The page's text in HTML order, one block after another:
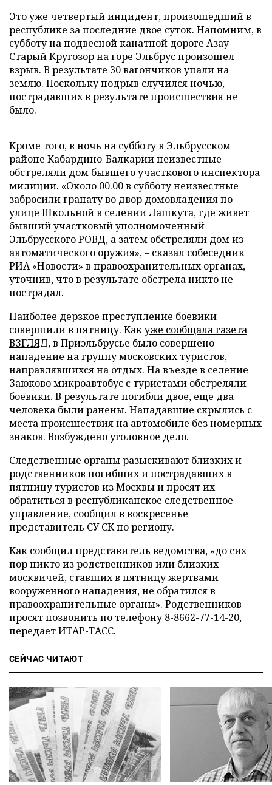
Это уже четвертый инцидент, произошедший в
республике за последние двое суток. Напомним, в
субботу на подвесной канатной дороге Азау –
Старый Кругозор на горе Эльбрус произошел
взрыв. В результате 30 вагончиков упали на
землю. Поскольку подрыв случился ночью,
пострадавших в результате происшествия не
было.
Кроме того, в ночь на субботу в Эльбрусском
районе Кабардино-Балкарии неизвестные
обстреляли дом бывшего участкового инспектора
милиции. «Около 00.00 в субботу неизвестные
забросили гранату во двор домовладения по
улице Школьной в селении Лашкута, где живет
бывший участковый уполномоченный
Эльбрусского РОВД, а затем обстреляли дом из
автоматического оружия», – сказал собеседник
РИА «Новости» в правоохранительных органах,
уточнив, что в результате обстрела никто не
пострадал.
Наиболее дерзкое преступление боевики
совершили в пятницу. Какуже сообщала газета
ВЗГЛЯД, в Приэльбрусье было совершено
нападение на группу московских туристов,
направлявшихся на отдых. На въезде в селение
Заюково микроавтобус с туристами обстреляли
боевики. В результате погибли двое, еще два
человека были ранены. Нападавшие скрылись с
места происшествия на автомобиле без номерных
знаков. Возбуждено уголовное дело.
Следственные органы разыскивают близких и
родственников погибших и пострадавших в
пятницу туристов из Москвы и просят их
обратиться в республиканское следственное
управление, сообщил в воскресенье
представитель СУ СК по региону.
Как сообщил представитель ведомства, «до сих
пор никто из родственников или близких
москвичей, ставших в пятницу жертвами
вооруженного нападения, не обратился в
правоохранительные органы». Родственников
просят позвонить по телефону 8-8662-77-14-20,
передает ИТАР-ТАСС.
СЕЙЧАС ЧИТАЮТ